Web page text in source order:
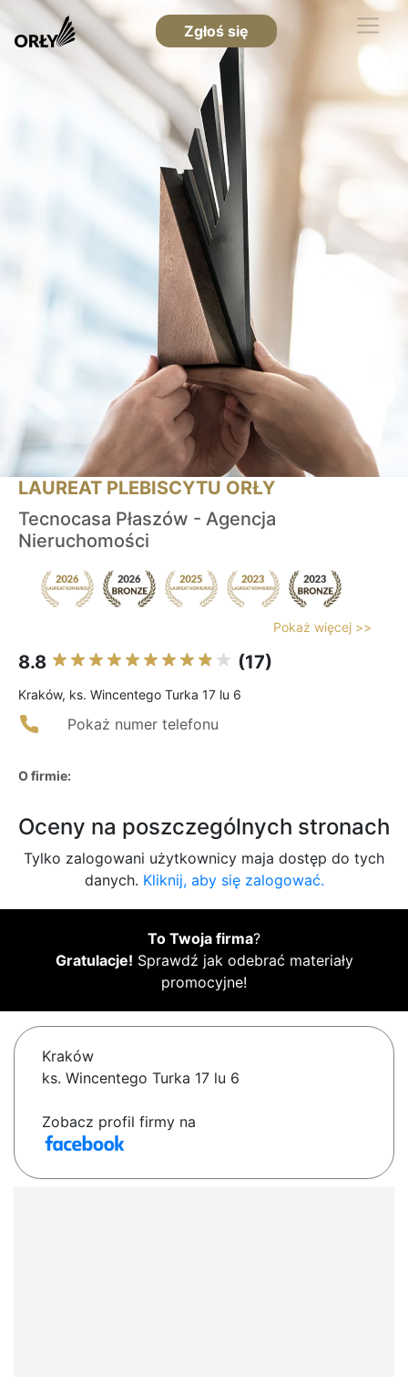
Zgłoś się
LAUREAT PLEBISCYTU ORŁY
Tecnocasa Płaszów - Agencja
Nieruchomości
Pokaż więcej >>
8.8 (17)
Kraków, ks. Wincentego Turka 17 lu 6
Pokaż numer telefonu
O firmie:
Oceny na poszczególnych stronach
Tylko zalogowani użytkownicy maja dostęp do tych
danych. Kliknij, aby się zalogować.
To Twoja firma?
Gratulacje! Sprawdź jak odebrać materiały
promocyjne!
Kraków
ks. Wincentego Turka 17 lu 6
Zobacz profil firmy na